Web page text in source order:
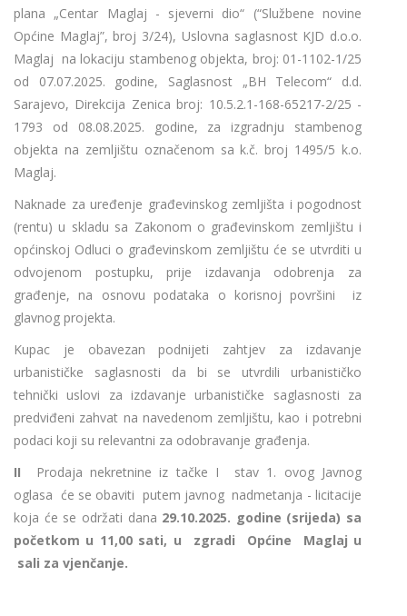
plana „Centar Maglaj - sjeverni dio“ (“Službene novine
Općine Maglaj”, broj 3/24), Uslovna saglasnost KJD d.o.o.
Maglaj na lokaciju stambenog objekta, broj: 01-1102-1/25
od 07.07.2025. godine, Saglasnost „BH Telecom“ d.d.
Sarajevo, Direkcija Zenica broj: 10.5.2.1-168-65217-2/25 -
1793 od 08.08.2025. godine, za izgradnju stambenog
objekta na zemljištu označenom sa k.č. broj 1495/5 k.o.
Maglaj.
Naknade za uređenje građevinskog zemljišta i pogodnost
(rentu) u skladu sa Zakonom o građevinskom zemljištu i
općinskoj Odluci o građevinskom zemljištu će se utvrditi u
odvojenom postupku, prije izdavanja odobrenja za
građenje, na osnovu podataka o korisnoj površini iz
glavnog projekta.
Kupac je obavezan podnijeti zahtjev za izdavanje
urbanističke saglasnosti da bi se utvrdili urbanističko
tehnički uslovi za izdavanje urbanističke saglasnosti za
predviđeni zahvat na navedenom zemljištu, kao i potrebni
podaci koji su relevantni za odobravanje građenja.
II
Prodaja nekretnine iz tačke I stav 1. ovog Javnog
oglasa će se obaviti putem javnog nadmetanja - licitacije
koja će se održati dana 29.10.2025. godine (srijeda) sa
početkom u 11,00 sati, u zgradi Općine Maglaj u
sali za vjenčanje.